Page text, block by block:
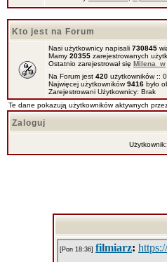
Kto jest na Forum
Nasi użytkownicy napisali 730845
Mamy 20355 zarejestrowanych
Ostatnio zarejestrował się Milena_w
Na Forum jest 420 użytkowników ::
Najwięcej użytkowników9416 było
Zarejestrowani Użytkownicy: Brak
Te dane pokazują użytkowników aktywnych
Zaloguj
Użytkownik: